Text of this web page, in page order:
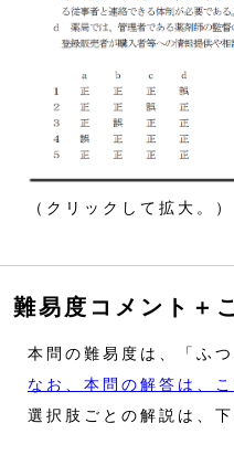
（クリックして拡大。）
難易度コメント＋
本問の難易度は、「ふつ
なお、本問の解答は、
選択肢ごとの解説は、下